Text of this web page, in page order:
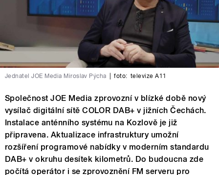
Jednatel JOE Media Miroslav Pýcha foto: televize A11
Společnost JOE Media zprovozní v blízké době nový
vysílač digitální sítě COLOR DAB+ v jižních Čechách.
Instalace anténního systému na Kozlově je již
připravena. Aktualizace infrastruktury umožní
rozšíření programové nabídky v moderním standardu
DAB+ v okruhu desítek kilometrů. Do budoucna zde
počítá operátor i se zprovoznění FM serveru pro